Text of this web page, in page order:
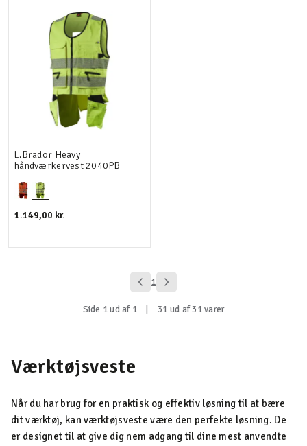
L.Brador Heavy
håndværkervest 2040PB
1.149,00 kr.
1
Side 1 ud af 1 31 ud af 31 varer
Værktøjsveste
Når du har brug for en praktisk og effektiv løsning til at bære
dit værktøj, kan værktøjsveste være den perfekte løsning. De
er designet til at give dig nem adgang til dine mest anvendte